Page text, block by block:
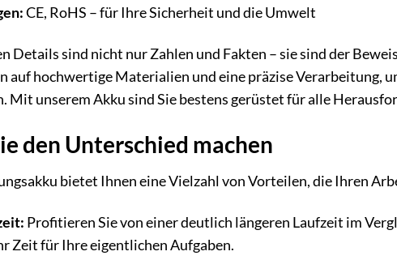
CE, RoHS – für Ihre Sicherheit und die Umwelt
Details sind nicht nur Zahlen und Fakten – sie sind der
auf hochwertige Materialien und eine präzise Verarbeitung,
Mit unserem Akku sind Sie bestens gerüstet für alle
den Unterschied machen
bietet Ihnen eine Vielzahl von Vorteilen, die Ihren
Profitieren Sie von einer deutlich längeren Laufzeit im
Zeit für Ihre eigentlichen Aufgaben.